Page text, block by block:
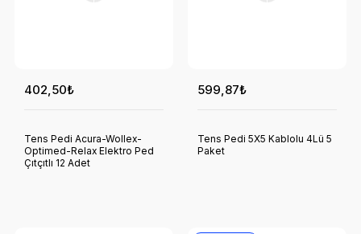
402,50₺
Tens Pedi Acura-Wollex-
Optimed-Relax Elektro Ped
Çıtçıtlı 12 Adet
599,87₺
Tens Pedi 5X5 Kablolu 4Lü 5
Paket